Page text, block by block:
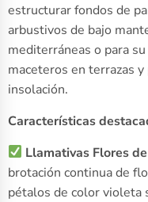
estructurar fondos de
arbustivos de bajo
mediterráneas o para
maceteros en terrazas
insolación.
Características
Llamativas Flores
brotación continua de
pétalos de color violeta